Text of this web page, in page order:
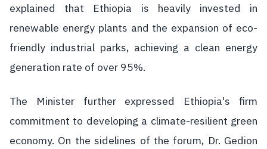
explained that Ethiopia is heavily invested in
renewable energy plants and the expansion of eco-
friendly industrial parks, achieving a clean energy
generation rate of over 95%.
The Minister further expressed Ethiopia's firm
commitment to developing a climate-resilient green
economy. On the sidelines of the forum, Dr. Gedion